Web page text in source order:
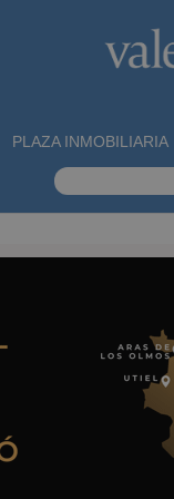
PLAZA INMOBILIARIA